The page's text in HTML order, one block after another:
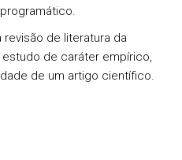
de literatura da
de caráter empírico,
de um artigo científico.